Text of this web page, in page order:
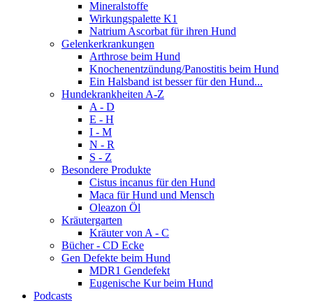
Mineralstoffe
Wirkungspalette K1
Natrium Ascorbat für ihren Hund
Gelenkerkrankungen
Arthrose beim Hund
Knochenentzündung/Panostitis beim Hund
Ein Halsband ist besser für den Hund...
Hundekrankheiten A-Z
A - D
E - H
I - M
N - R
S - Z
Besondere Produkte
Cistus incanus für den Hund
Maca für Hund und Mensch
Oleazon Öl
Kräutergarten
Kräuter von A - C
Bücher - CD Ecke
Gen Defekte beim Hund
MDR1 Gendefekt
Eugenische Kur beim Hund
Podcasts